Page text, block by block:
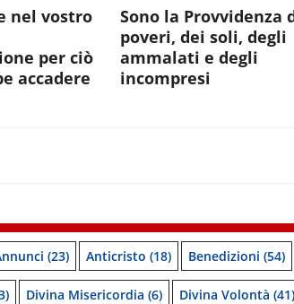
nel vostro
per ciò
accadere
Sono la Provvidenza
poveri, dei soli, degli
ammalati e degli
incompresi
(23) Anticristo (18) Benedizioni (54)
Divina Misericordia (6) Divina Volontà (41)